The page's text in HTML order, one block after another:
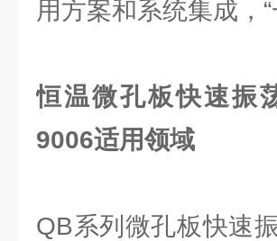
用方案和系统集成，
恒温微孔板快速振
9006适用领域
QB系列微孔板快速